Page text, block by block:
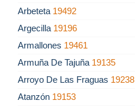
Arbeteta 19492
Argecilla 19196
Armallones 19461
Armuña De Tajuña 19135
Arroyo De Las Fraguas 19238
Atanzón 19153